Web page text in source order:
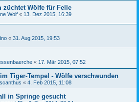
züchtet Wölfe für Felle
Wolf « 13. Dez 2015, 16:39
« 31. Aug 2015, 19:53
« 17. Mär 2015, 07:52
Tiger-Tempel - Wölfe verschwunden
« 4. Feb 2015, 11:08
in Springe gesucht